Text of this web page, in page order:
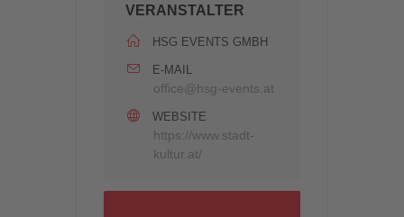
VERANSTALTER
HSG EVENTS GMBH
E-MAIL
office@hsg-events.at
WEBSITE
https://www.stadt-
kultur.at/